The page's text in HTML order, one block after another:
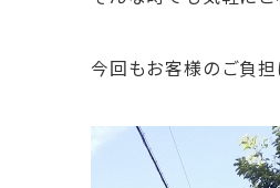
今回もお客様のご負